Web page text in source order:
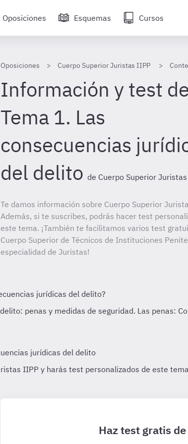
Oposiciones Esquemas Cursos
Oposiciones Cuerpo Superior Juristas IIPP
Información y test de
Tema 1. Las
consecuencias
del delito de Cuerpo Superior
Te damos información sobre Cuerpo Superior
Además, si te suscribes, podrás hacer test
este tema. ¡También te facilitamos varios test
Cuerpo Superior de Técnicos de Instituciones
especialidad de Juristas!
Haz test gratis